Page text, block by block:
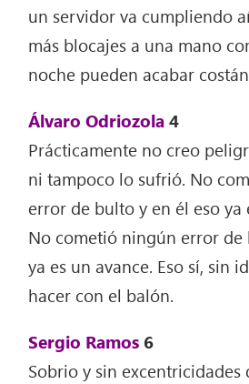
un servidor va cumpliendo
más blocajes a una mano
noche pueden acabar
Álvaro Odriozola 4
Prácticamente no creo
ni tampoco lo sufrió. No
error de bulto y en él eso ya
No cometió ningún error de
ya es un avance. Eso sí, sin
hacer con el balón.
Sergio Ramos 6
Sobrio y sin